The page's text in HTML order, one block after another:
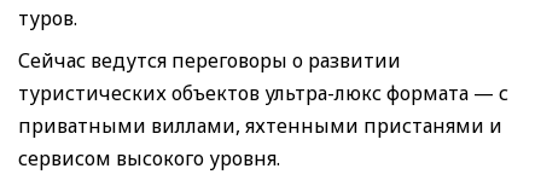
туров.
Сейчас ведутся переговоры о развитии
туристических объектов ультра-люкс формата — с
приватными виллами, яхтенными пристанями и
сервисом высокого уровня.